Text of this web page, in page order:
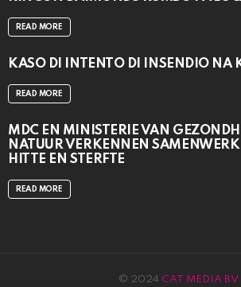
READ MORE
KASO DI INTENTO DI INSENDIO NA
READ MORE
MDC EN MINISTERIE VAN
NATUUR VERKENNEN
HITTE EN STERFTE
READ MORE
© 2024 CAT MEDIA BV